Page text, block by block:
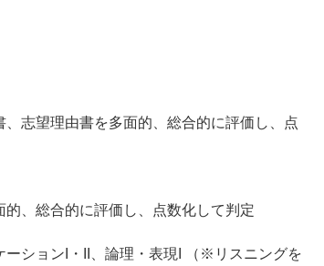
志望理由書を多面的、総合的に評価し、点
、総合的に評価し、点数化して判定
ションI・II、論理・表現I （※リスニングを